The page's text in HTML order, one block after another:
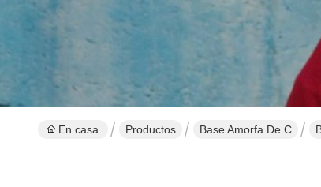
En casa. Productos Base Amorfa De C